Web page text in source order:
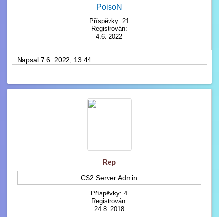
PoisoN
Příspěvky: 21
Registrován:
4.6. 2022
Napsal 7.6. 2022, 13:44
Rep
CS2 Server Admin
Příspěvky: 4
Registrován:
24.8. 2018